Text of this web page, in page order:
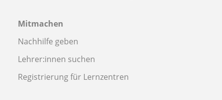
Mitmachen
Nachhilfe geben
Lehrer:innen suchen
Registrierung für Lernzentren